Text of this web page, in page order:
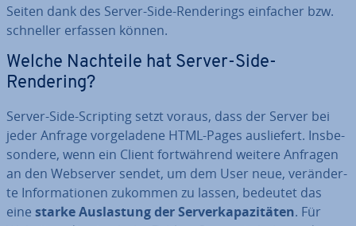
Seiten dank des Server-Side-Ren­de­rings einfacher bzw.
schneller erfassen können.
Welche Nachteile hat Server-Side-
Rendering?
Server-Side-Scripting setzt voraus, dass der Server bei
jeder Anfrage vor­ge­la­de­ne HTML-Pages aus­lie­fert. Ins­be­
son­de­re, wenn ein Client fort­wäh­rend weitere Anfragen
an den Webserver sendet, um dem User neue, ver­än­der­
te In­for­ma­tio­nen zukommen zu lassen, bedeutet das
eine starke Aus­las­tung der Ser­ver­ka­pa­zi­tä­ten. Für